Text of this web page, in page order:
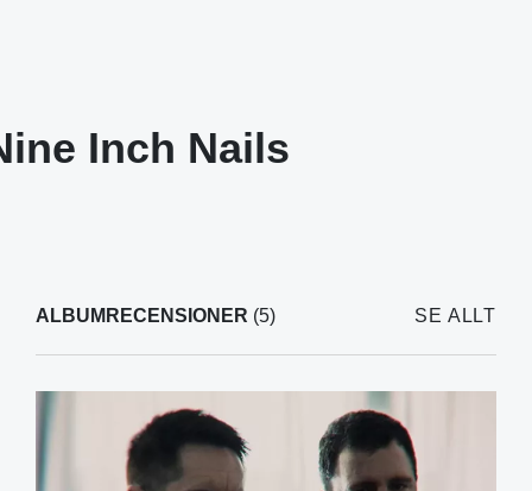
Inch Nails
ALBUMRECENSIONER (5) SE ALLT